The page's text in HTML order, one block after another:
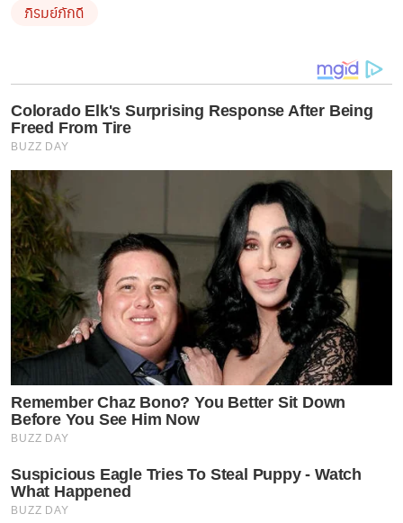
ภิรมย์ภักดี
Colorado Elk's Surprising Response After Being
Freed From Tire
BUZZ DAY
Remember Chaz Bono? You Better Sit Down
Before You See Him Now
BUZZ DAY
Suspicious Eagle Tries To Steal Puppy - Watch
What Happened
BUZZ DAY